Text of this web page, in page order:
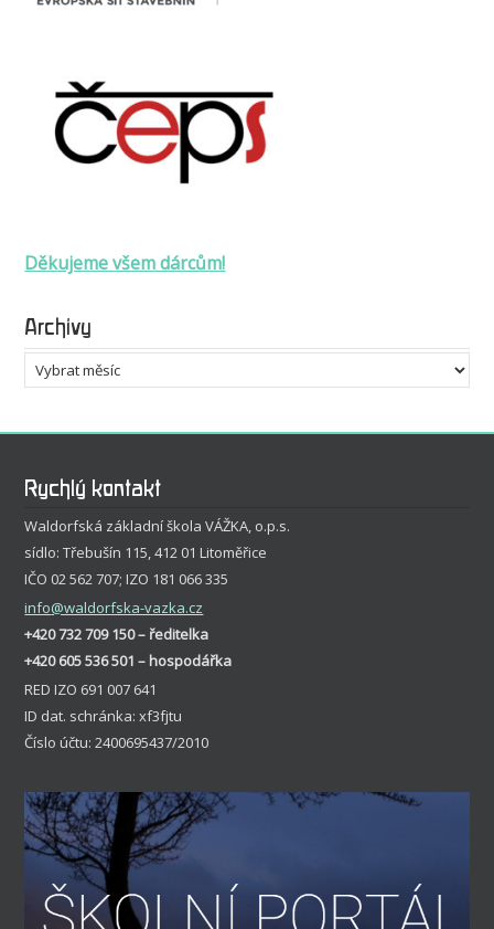
Děkujeme všem dárcům!
Archivy
Archivy
Rychlý kontakt
Waldorfská základní škola VÁŽKA, o.p.s.
sídlo: Třebušín 115, 412 01 Litoměřice
IČO 02 562 707; IZO 181 066 335
info@waldorfska-vazka.cz
+420 732 709 150 – ředitelka
+420 605 536 501 – hospodářka
RED IZO 691 007 641
ID dat. schránka: xf3fjtu
Číslo účtu: 2400695437/2010